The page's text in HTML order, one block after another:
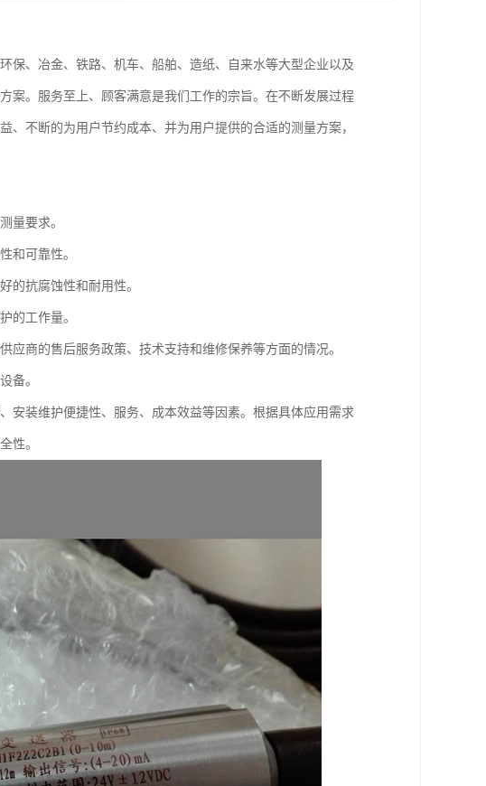
保、冶金、铁路、机车、船舶、造纸、自来水等大型企业以及
案。服务至上、顾客满意是我们工作的宗旨。在不断发展过程
不断的为用户节约成本、并为用户提供的合适的测量方案，
量要求。
和可靠性。
的抗腐蚀性和耐用性。
的工作量。
商的售后服务政策、技术支持和维修保养等方面的情况。
备。
安装维护便捷性、服务、成本效益等因素。根据具体应用需求
性。